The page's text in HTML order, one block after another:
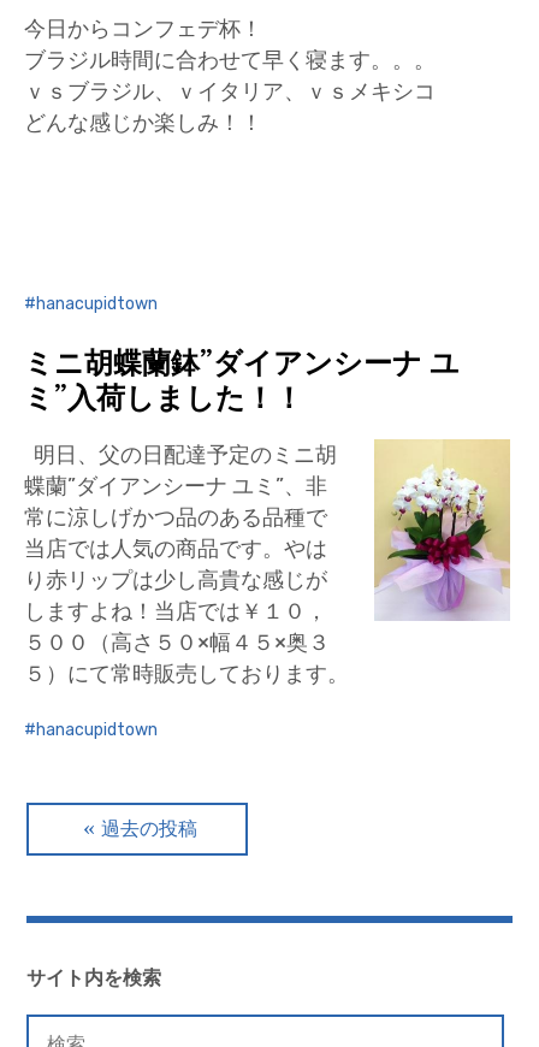
今日からコンフェデ杯！
ブラジル時間に合わせて早く寝ます。。。
ｖｓブラジル、ｖイタリア、ｖｓメキシコ
どんな感じか楽しみ！！
hanacupidtown
ミニ胡蝶蘭鉢”ダイアンシーナ ユ
ミ”入荷しました！！
明日、父の日配達予定のミニ胡
蝶蘭”ダイアンシーナ ユミ”、非
常に涼しげかつ品のある品種で
当店では人気の商品です。やは
り赤リップは少し高貴な感じが
しますよね！当店では￥１０，
５００（高さ５０×幅４５×奥３
５）にて常時販売しております。
hanacupidtown
ナ
ビ
ゲ
過去の投稿
サイト内を検索